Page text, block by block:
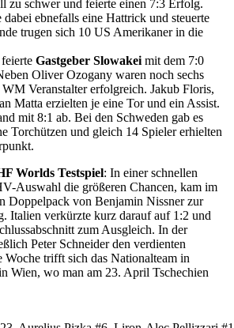
zu schwer und feierte einen 7:3 Erfolg.
ebnefalls eine Hattrick und steuerte
trugen sich 10 US Amerikaner in die
Gastgeber Slowakei mit dem 7:0
Oliver Ozogany waren noch sechs
Veranstalter erfolgreich. Jakub Floris,
Matta erzielten je eine Tor und ein Assist.
mit 8:1 ab. Bei den Schweden gab es
Torchützen und gleich 14 Spieler erhielten
Worlds Testspiel: In einer schnellen
Auswahl die größeren Chancen, kam im
Doppelpack von Benjamin Nissner zur
Italien verkürzte kurz darauf auf 1:2 und
zum Ausgleich. In der
Peter Schneider den verdienten
Woche trifft sich das Nationalteam in
Wien, wo man am 23. April Tschechien